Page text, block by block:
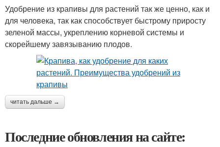
Удобрение из крапивы для растений так же ценно, как и
для человека, так как способствует быстрому приросту
зеленой массы, укреплению корневой системы и
скорейшему завязыванию плодов.
читать дальше →
Последние обновления на сайте: